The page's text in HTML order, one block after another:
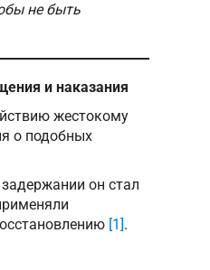
не быть
и наказания
жестокому
о подобных
он стал
[1].